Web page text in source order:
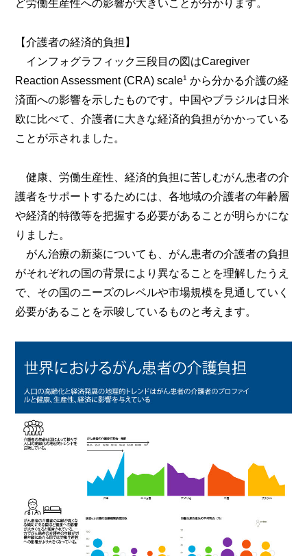
ど労働生産性への影響が大きいことが分かります。
【介護者の経済的負担】
インフォグラフィック三段目の図はCaregiver
Reaction Assessment (CRA) scale1 から分かる介護の経
済面への影響を示したものです。中国やブラジルは日米
欧に比べて、介護者に大きな経済的負担がかかっている
ことが示されました。
健康、労働生産性、経済的負担に苦しむがん患者の介
護者をサポートするためには、各地域の介護者の年齢層
や経済的特徴等を把握する必要があることが明らかにな
りました。
がん治療の新薬についても、がん患者の介護者の負担
がそれぞれの国の背景により異なることを理解したうえ
で、その国のニーズのレベルや市場規模を見通していく
必要があることを示唆しているものと考えます。